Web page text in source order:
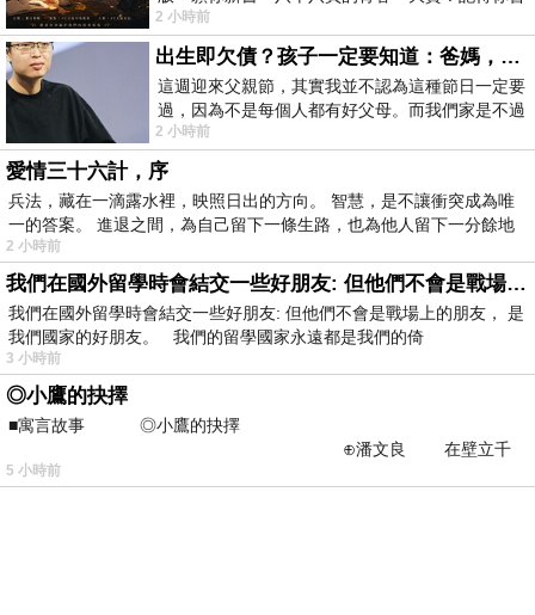
經在我的版留言…「好讚的圖^^感覺大家
2 小時前
出生即欠債？孩子一定要知道：爸媽，其實我不欠你們
這週迎來父親節，其實我並不認為這種節日一定要
過，因為不是每個人都有好父母。而我們家是不過
節的，平時也沒什麼儀式感，生活趨近冷
2 小時前
愛情三十六計，序
兵法，藏在一滴露水裡，映照日出的方向。 智慧，是不讓衝突成為唯
一的答案。 進退之間，為自己留下一條生路，也為他人留下一分餘地
2 小時前
我們在國外留學時會結交一些好朋友: 但他們不會是戰場上的朋友
我們在國外留學時會結交一些好朋友: 但他們不會是戰場上的朋友， 是
我們國家的好朋友。 我們的留學國家永遠都是我們的倚
3 小時前
◎小鷹的抉擇
■寓言故事 ◎小鷹的抉擇
⊕潘文良 在壁立千
仞的懸崖上，有一座遮天蔽
5 小時前